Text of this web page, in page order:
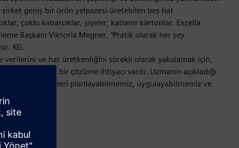
şirket geniş bir ürün yelpazesi üretebilen beş hat
çoklu kabarcıklar, şişeler, katlanır kartonlar. Excella
Başkanı Viktoria Megner, “Pratik olarak her şey
KG.
verilerini ve hat üretkenliğini sürekli olarak yakalamak için,
çok yönlü bir çözüme ihtiyacı vardı: Uzmanın açıkladığı
iyileştirmeleri planlayabilmemiz, uygulayabilmemiz ve